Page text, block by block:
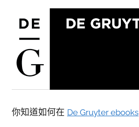
你知道如何在 De Gruyter ebooks